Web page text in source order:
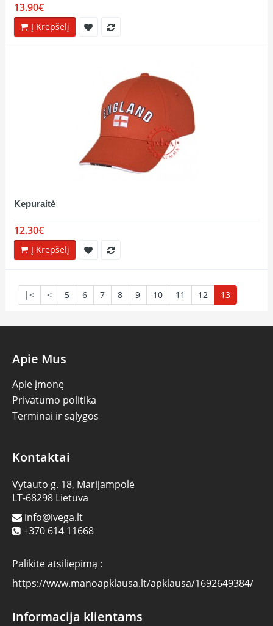
13.90€
Į Krepšelį
Kepuraitė
12.30€
Į Krepšelį
|< < 5 6 7 8 9 10 11 12 13
Apie Mus
Apie įmonę
Privatumo politika
Terminai ir sąlygos
Kontaktai
Vytauto g. 18, Marijampolė
LT-68298 Lietuva
info@ivega.lt
+370 614 11668
Palikite atsiliepimą :
https://www.manoapklausa.lt/apklausa/1692649384/
Informacija klientams